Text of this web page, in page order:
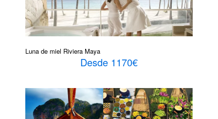
Luna de miel Riviera Maya
Desde 1170€